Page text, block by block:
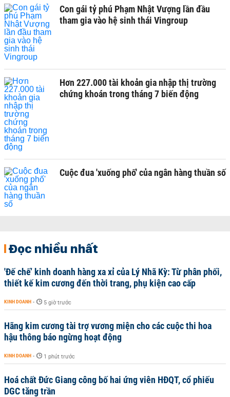
Con gái tỷ phú Phạm Nhật Vượng lần đầu
tham gia vào hệ sinh thái Vingroup
Hơn 227.000 tài khoản gia nhập thị trường
chứng khoán trong tháng 7 biến động
Cuộc đua 'xuống phố' của ngân hàng thuần số
Đọc nhiều nhất
'Đế chế’ kinh doanh hàng xa xỉ của Lý Nhã Kỳ: Từ phân phối,
thiết kế kim cương đến thời trang, phụ kiện cao cấp
KINH DOANH - 5 giờ trước
Hãng kim cương tài trợ vương miện cho các cuộc thi hoa
hậu thông báo ngừng hoạt động
KINH DOANH - 1 phút trước
Hoá chất Đức Giang công bố hai ứng viên HĐQT, cổ phiếu
DGC tăng trần